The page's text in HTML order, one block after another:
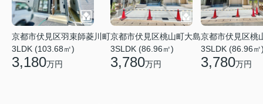
京都市伏見区羽束師菱川町
3LDK (103.68㎡)
3,180万円
京都市伏見区桃山町大島
3SLDK (86.96㎡)
3,780万円
京都市伏見区桃
3SLDK (86.96㎡
3,780万円